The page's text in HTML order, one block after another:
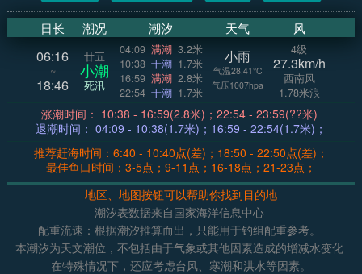
日长 潮况 潮汐 天气 风
06:16
~
18:46
廿五
小潮
死汛
04:09 满潮 3.2米
10:38 干潮 1.7米
16:59 满潮 2.8米
22:54 干潮 1.7米
小雨
气温28.41°C
气压1007hpa
4级
27.3km/h
西南风
1.78米浪
涨潮时间： 10:38 - 16:59(2.8米)；22:54 - 23:59(??米)
退潮时间： 04:09 - 10:38(1.7米)；16:59 - 22:54(1.7米)；
推荐赶海时间：6:40 - 10:40点(差)；18:50 - 22:50点(差)；
最佳鱼口时间：3-5点；9-11点；16-18点；21-23点；
地区、地图按钮可以帮助你找到目的地
潮汐表数据来自国家海洋信息中心
配重流速：根据潮汐推算而出，只能用于钓组配重参考。
本潮汐为天文潮位，不包括由于气象或其他因素造成的增减水变化
在特殊情况下，还应考虑台风、寒潮和洪水等因素。